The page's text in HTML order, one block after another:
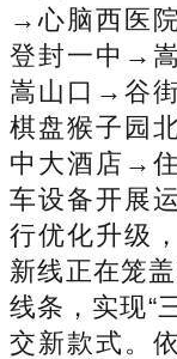
→心脑西医
登封一中→
嵩山口→谷
棋盘猴子园
中大酒店→
车设备开展
行优化升级
新线正在笼
线条，实现“
交新款式。